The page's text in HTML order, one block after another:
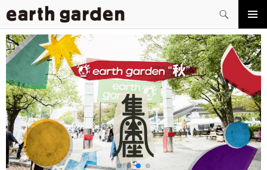
索
メイン
メニュ
ー
コ
ン
テ
ン
へ
ス
キ
ッ
プ